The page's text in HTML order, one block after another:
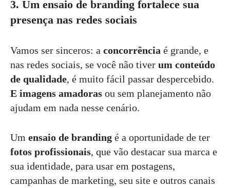
3. Um ensaio de branding fortalece sua
presença nas redes sociais
Vamos ser sinceros: a concorrência é grande, e
nas redes sociais, se você não tiver um conteúdo
de qualidade, é muito fácil passar despercebido.
E imagens amadoras ou sem planejamento não
ajudam em nada nesse cenário.
Um ensaio de branding é a oportunidade de ter
fotos profissionais, que vão destacar sua marca e
sua identidade, para usar em postagens,
campanhas de marketing, seu site e outros canais